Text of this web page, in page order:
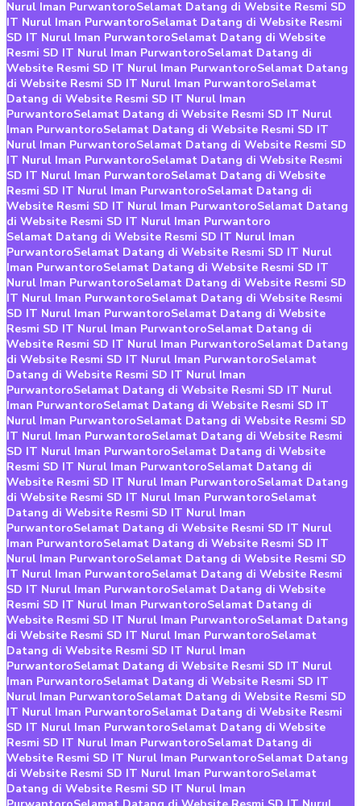
Nurul Iman PurwantoroSelamat Datang di Website Resmi SD
IT Nurul Iman PurwantoroSelamat Datang di Website Resmi
SD IT Nurul Iman PurwantoroSelamat Datang di Website
Resmi SD IT Nurul Iman PurwantoroSelamat Datang di
Website Resmi SD IT Nurul Iman PurwantoroSelamat Datang
di Website Resmi SD IT Nurul Iman PurwantoroSelamat
Datang di Website Resmi SD IT Nurul Iman
PurwantoroSelamat Datang di Website Resmi SD IT Nurul
Iman PurwantoroSelamat Datang di Website Resmi SD IT
Nurul Iman PurwantoroSelamat Datang di Website Resmi SD
IT Nurul Iman PurwantoroSelamat Datang di Website Resmi
SD IT Nurul Iman PurwantoroSelamat Datang di Website
Resmi SD IT Nurul Iman PurwantoroSelamat Datang di
Website Resmi SD IT Nurul Iman PurwantoroSelamat Datang
di Website Resmi SD IT Nurul Iman Purwantoro
Selamat Datang di Website Resmi SD IT Nurul Iman
PurwantoroSelamat Datang di Website Resmi SD IT Nurul
Iman PurwantoroSelamat Datang di Website Resmi SD IT
Nurul Iman PurwantoroSelamat Datang di Website Resmi SD
IT Nurul Iman PurwantoroSelamat Datang di Website Resmi
SD IT Nurul Iman PurwantoroSelamat Datang di Website
Resmi SD IT Nurul Iman PurwantoroSelamat Datang di
Website Resmi SD IT Nurul Iman PurwantoroSelamat Datang
di Website Resmi SD IT Nurul Iman PurwantoroSelamat
Datang di Website Resmi SD IT Nurul Iman
PurwantoroSelamat Datang di Website Resmi SD IT Nurul
Iman PurwantoroSelamat Datang di Website Resmi SD IT
Nurul Iman PurwantoroSelamat Datang di Website Resmi SD
IT Nurul Iman PurwantoroSelamat Datang di Website Resmi
SD IT Nurul Iman PurwantoroSelamat Datang di Website
Resmi SD IT Nurul Iman PurwantoroSelamat Datang di
Website Resmi SD IT Nurul Iman PurwantoroSelamat Datang
di Website Resmi SD IT Nurul Iman PurwantoroSelamat
Datang di Website Resmi SD IT Nurul Iman
PurwantoroSelamat Datang di Website Resmi SD IT Nurul
Iman PurwantoroSelamat Datang di Website Resmi SD IT
Nurul Iman PurwantoroSelamat Datang di Website Resmi SD
IT Nurul Iman PurwantoroSelamat Datang di Website Resmi
SD IT Nurul Iman PurwantoroSelamat Datang di Website
Resmi SD IT Nurul Iman PurwantoroSelamat Datang di
Website Resmi SD IT Nurul Iman PurwantoroSelamat Datang
di Website Resmi SD IT Nurul Iman PurwantoroSelamat
Datang di Website Resmi SD IT Nurul Iman
PurwantoroSelamat Datang di Website Resmi SD IT Nurul
Iman PurwantoroSelamat Datang di Website Resmi SD IT
Nurul Iman PurwantoroSelamat Datang di Website Resmi SD
IT Nurul Iman PurwantoroSelamat Datang di Website Resmi
SD IT Nurul Iman PurwantoroSelamat Datang di Website
Resmi SD IT Nurul Iman PurwantoroSelamat Datang di
Website Resmi SD IT Nurul Iman PurwantoroSelamat Datang
di Website Resmi SD IT Nurul Iman PurwantoroSelamat
Datang di Website Resmi SD IT Nurul Iman